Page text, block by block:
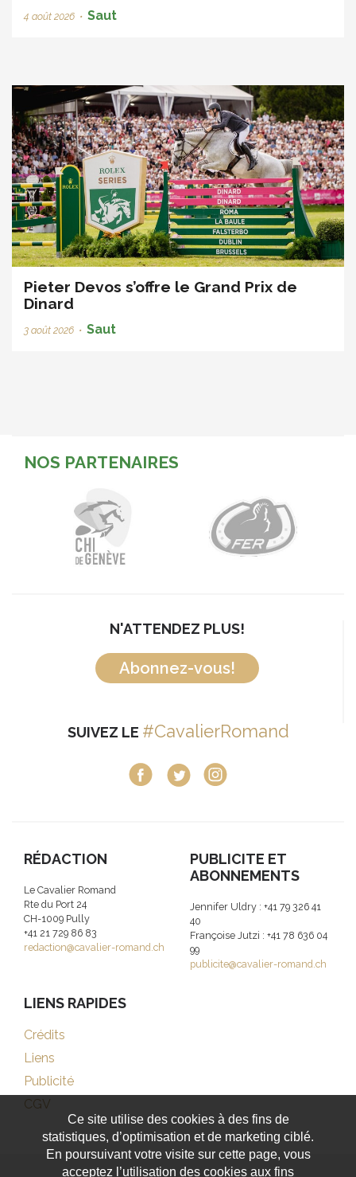
4 août 2026 • Saut
Pieter Devos s’offre le Grand Prix de
Dinard
3 août 2026 • Saut
NOS PARTENAIRES
N'ATTENDEZ PLUS!
Abonnez-vous!
SUIVEZ LE #CavalierRomand
RÉDACTION
Le Cavalier Romand
Rte du Port 24
CH-1009 Pully
+41 21 729 86 83
redaction@cavalier-romand.ch
PUBLICITE ET
ABONNEMENTS
Jennifer Uldry : +41 79 326 41
40
Françoise Jutzi : +41 78 636 04
99
publicite@cavalier-romand.ch
LIENS RAPIDES
Crédits
Liens
Publicité
CGV
Ce site utilise des cookies à des fins de
statistiques, d’optimisation et de marketing ciblé.
En poursuivant votre visite sur cette page, vous
acceptez l’utilisation des cookies aux fins